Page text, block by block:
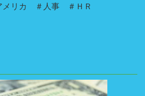
メリカ ＃人事 ＃ＨＲ